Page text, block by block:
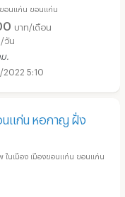
ขอนแก่น ขอนแก่น
บาท/เดือน
/วัน
.
2022 5:10
นแก่น หอกาญ ฝั่ง
ในเมือง เมืองขอนแก่น ขอนแก่น